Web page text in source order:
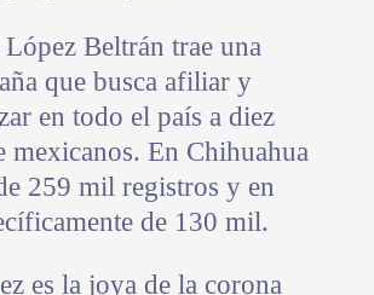
Beltrán trae una
que busca afiliar y
en todo el país a diez
mexicanos. En Chihuahua
259 mil registros y en
de 130 mil.
es la joya de la corona